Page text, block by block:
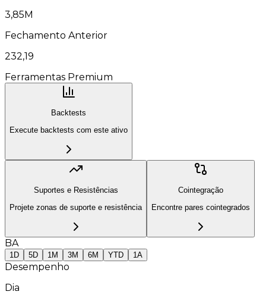
3,85M
Fechamento Anterior
232,19
Ferramentas Premium
Backtests
Execute backtests com este ativo
Suportes e Resistências
Projete zonas de suporte e resistência
Cointegração
Encontre pares cointegrados
BA
1D 5D 1M 3M 6M YTD 1A
Desempenho
Dia